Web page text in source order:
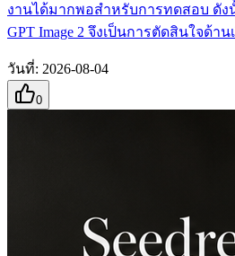
งานได้มากพอสำหรับการทดสอบ ดังนั้น
GPT Image 2 จึงเป็นการตัดสินใจด้าน
วันที่: 2026-08-04
0